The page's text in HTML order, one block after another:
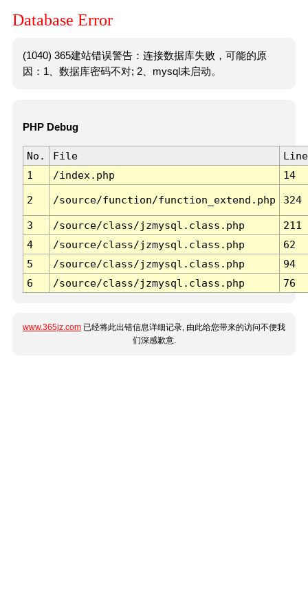
Database Error
(1040) 365建站错误警告：连接数据库失败，可能的原
因：1、数据库密码不对; 2、mysql未启动。
PHP Debug
No. File
Line
1
/index.php 14
2 /source/function/function_extend.php 324
3 /source/class/jzmysql.class.php
211
4
/source/class/jzmysql.class.php
62
5
/source/class/jzmysql.class.php
94
6
/source/class/jzmysql.class.php 76
www.365jz.com 已经将此出错信息详细记录, 由此给您带来的访问不便我
们深感歉意.